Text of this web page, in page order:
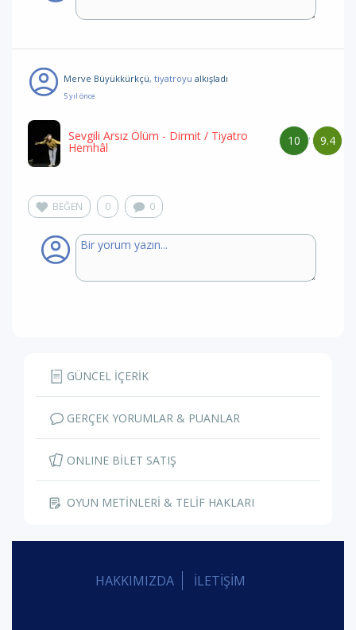
Merve Büyükkürkçü, tiyatroyu alkışladı
5 yıl önce
9.4
/
10
Sevgili Arsız Ölüm - Dirmit / Tiyatro
Hemhâl
BEĞEN 0 0
GÜNCEL İÇERİK
GERÇEK YORUMLAR & PUANLAR
ONLINE BİLET SATIŞ
OYUN METİNLERİ & TELİF HAKLARI
HAKKIMIZDA İLETİŞİM